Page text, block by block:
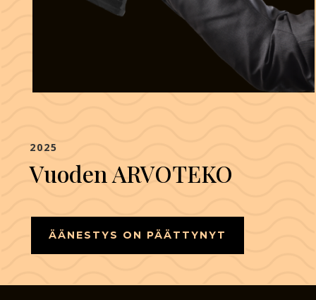
2025
Vuoden ARVOTEKO
ÄÄNESTYS ON PÄÄTTYNYT